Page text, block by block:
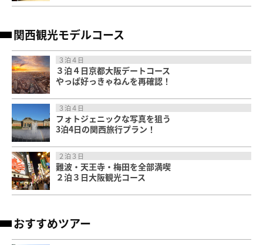
関西観光モデルコース
３泊４日
３泊４日京都大阪デートコース
やっぱ好っきゃねんを再確認！
３泊４日
フォトジェニックな写真を狙う
3泊4日の関西旅行プラン！
２泊３日
難波・天王寺・梅田を全部満喫
２泊３日大阪観光コース
おすすめツアー